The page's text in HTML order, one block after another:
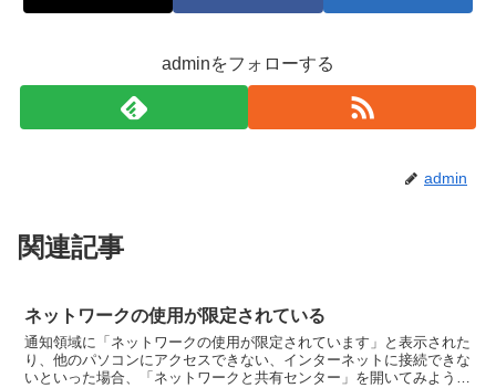
adminをフォローする
admin
関連記事
ネットワークの使用が限定されている
通知領域に「ネットワークの使用が限定されています」と表示された
り、他のパソコンにアクセスできない、インターネットに接続できな
いといった場合、「ネットワークと共有センター」を開いてみよう。